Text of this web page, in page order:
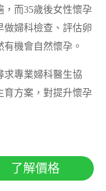
，而35歲後女性懷孕
做婦科檢查、評估卵
機會自然懷孕。
求專業婦科醫生協
育方案，對提升懷孕
了解價格